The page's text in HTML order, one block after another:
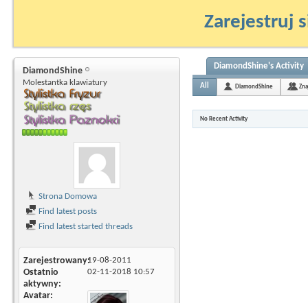
Zarejestruj
DiamondShine
Molestantka klawiatury
Strona Domowa
Find latest posts
Find latest started threads
Zarejestrowany19-08-2011
Ostatnio
aktywny
02-11-2018 10:57
Avatar
DiamondShine's Activity
All DiamondShine
No Recent Activity